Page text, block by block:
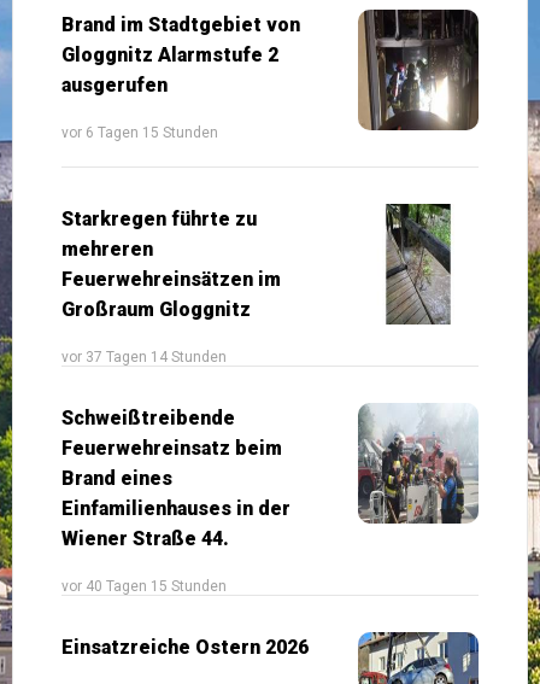
Brand im Stadtgebiet von
Gloggnitz Alarmstufe 2
ausgerufen
vor 6 Tagen 15 Stunden
Starkregen führte zu
mehreren
Feuerwehreinsätzen im
Großraum Gloggnitz
vor 37 Tagen 14 Stunden
Schweißtreibende
Feuerwehreinsatz beim
Brand eines
Einfamilienhauses in der
Wiener Straße 44.
vor 40 Tagen 15 Stunden
Einsatzreiche Ostern 2026